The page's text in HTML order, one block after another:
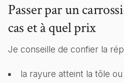
Passer par un
cas et à quel prix
Je conseille de confier la
la rayure atteint la tôle